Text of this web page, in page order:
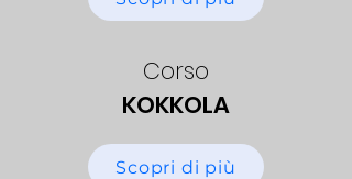
Corso
KOKKOLA
Scopri di più